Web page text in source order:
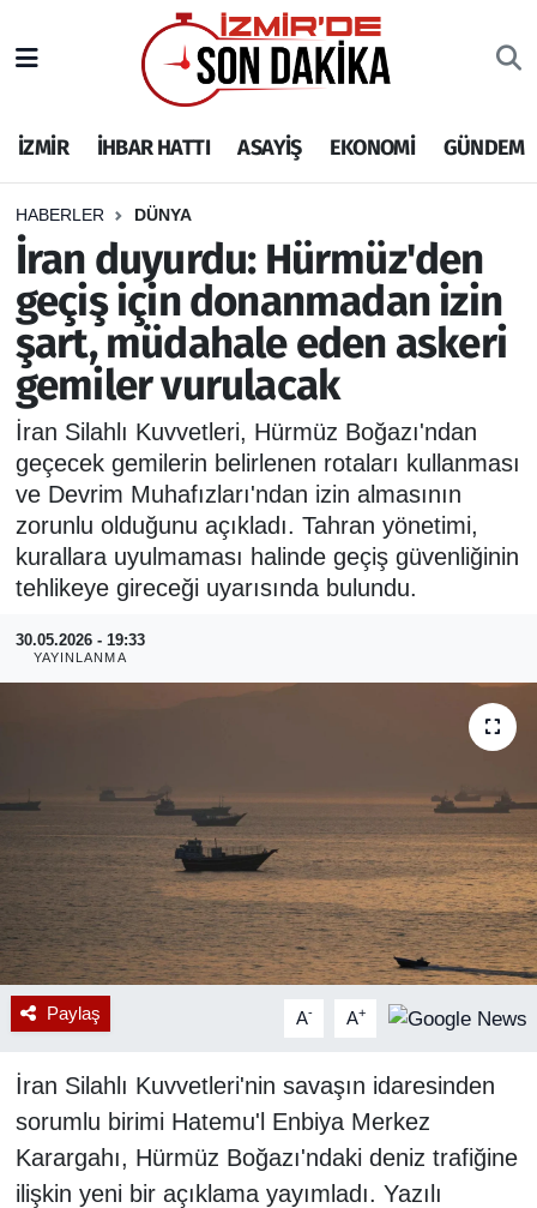
İZMİR İHBAR HATTI ASAYİŞ EKONOMİ GÜNDEM
HABERLER DÜNYA
İran duyurdu: Hürmüz'den
geçiş için donanmadan izin
şart, müdahale eden askeri
gemiler vurulacak
İran Silahlı Kuvvetleri, Hürmüz Boğazı'ndan
geçecek gemilerin belirlenen rotaları kullanması
ve Devrim Muhafızları'ndan izin almasının
zorunlu olduğunu açıkladı. Tahran yönetimi,
kurallara uyulmaması halinde geçiş güvenliğinin
tehlikeye gireceği uyarısında bulundu.
30.05.2026 - 19:33
YAYINLANMA
Paylaş A- A+
İran Silahlı Kuvvetleri'nin savaşın idaresinden
sorumlu birimi Hatemu'l Enbiya Merkez
Karargahı, Hürmüz Boğazı'ndaki deniz trafiğine
ilişkin yeni bir açıklama yayımladı. Yazılı
İHBAR HATTI
DEPREM
GENEL
EKONOMİ
SİYASET
SPOR
ASAYİŞ
RESMİ REKLAM
İzmir Nöbetçi Eczaneler
İzmir Hava Durumu
İzmir Namaz Vakitleri
İzmir Trafik Yoğunluk Haritası
Puan Durumu ve Fikstür
Tüm Manşetler
Son Dakika Haberleri
Haber Arşivi